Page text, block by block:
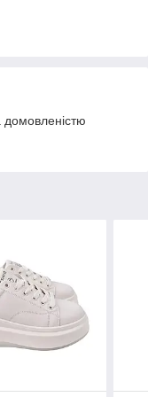
домовленістю